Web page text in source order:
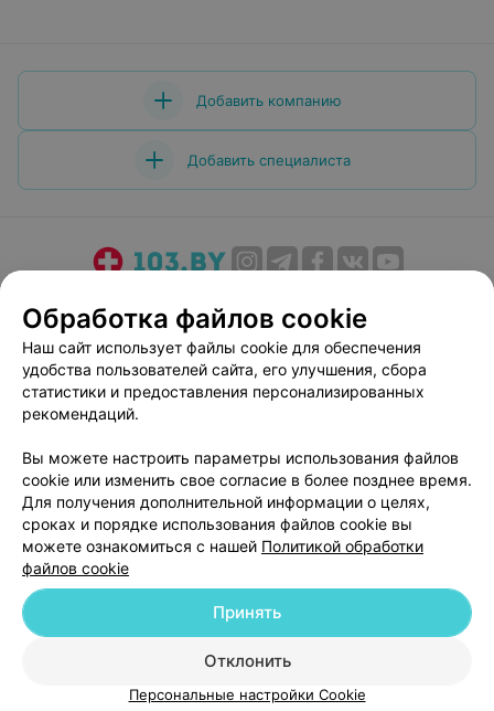
19-я центральная районная поликлиника Первомайского района г. Минска
Минск, пр-т Независимости, 119
Ужасное место.Ужасные
врачи,невоспитанные,хамят,не выполняют свои
Еще
Отзывы
Добавить специалиста
Пользовательское соглашение
Вакансии
Партнеры
Обработка файлов cookie
Наш сайт использует файлы cookie для обеспечения
удобства пользователей сайта, его улучшения, сбора
статистики и предоставления персонализированных
рекомендаций.
Вы можете настроить параметры использования файлов
cookie или изменить свое согласие в более позднее время.
Для получения дополнительной информации о целях,
сроках и порядке использования файлов cookie вы
можете ознакомиться с нашей Политикой обработки
файлов cookie
Отклонить
Принять
Персональные настройки Cookie